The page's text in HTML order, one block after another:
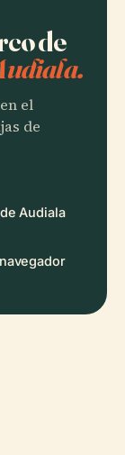
de
el
de
Audiala